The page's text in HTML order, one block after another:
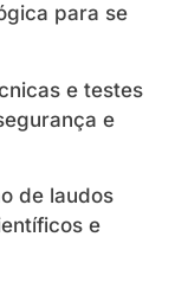
para se
e testes
e
de laudos
e